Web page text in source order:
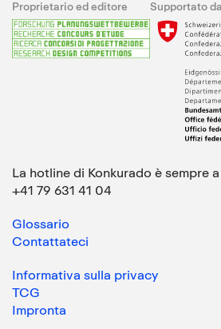
Proprietario ed editore Supportato da
La hotline di Konkurado è sempre
+41 79 631 41 04
Glossario
Contattateci
Informativa sulla privacy
TCG
Impronta